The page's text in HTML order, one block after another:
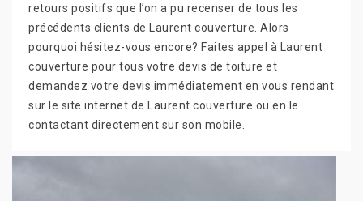
retours positifs que l’on a pu recenser de tous les
précédents clients de Laurent couverture. Alors
pourquoi hésitez-vous encore? Faites appel à Laurent
couverture pour tous votre devis de toiture et
demandez votre devis immédiatement en vous rendant
sur le site internet de Laurent couverture ou en le
contactant directement sur son mobile.